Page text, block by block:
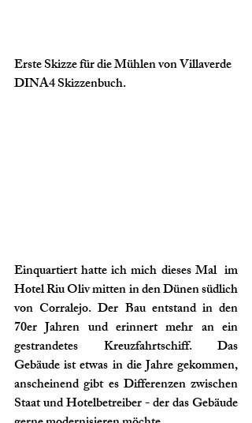
Erste Skizze für die Mühlen von Villaverde
DINA4 Skizzenbuch.
Einquartiert hatte ich mich dieses Mal  im
Hotel Riu Oliv mitten in den Dünen südlich
von Corralejo. Der Bau entstand in den
70er Jahren und erinnert mehr an ein
gestrandetes Kreuzfahrtschiff. Das
Gebäude ist etwas in die Jahre gekommen,
anscheinend gibt es Differenzen zwischen
Staat und Hotelbetreiber - der das Gebäude